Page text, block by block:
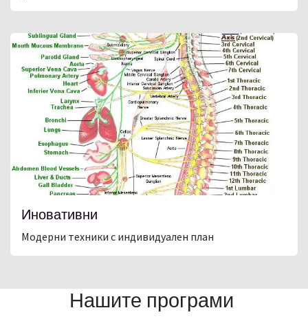
Иновативни
Модерни техники с индивидуален план
Нашите програми